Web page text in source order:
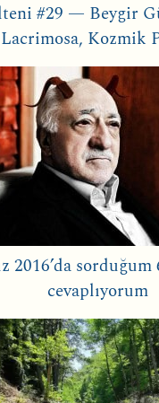
#29 — Beygir
Lacrimosa, Kozmik
2016’da
cevaplıyorum